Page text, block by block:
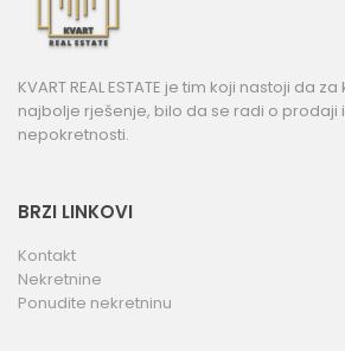
KVART REAL ESTATE je tim koji nastoji da
najbolje rješenje, bilo da se radi o prodaji
nepokretnosti.
BRZI LINKOVI
Kontakt
Nekretnine
Ponudite nekretninu